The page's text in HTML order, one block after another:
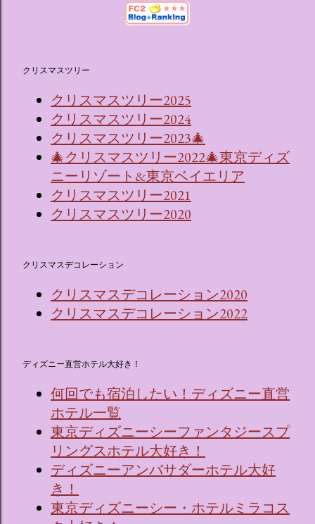
クリスマスツリー
クリスマスツリー2025
クリスマスツリー2024
クリスマスツリー2023🎄
🎄クリスマスツリー2022🎄東京ディズ
ニーリゾート&東京ベイエリア
クリスマスツリー2021
クリスマスツリー2020
クリスマスデコレーション
クリスマスデコレーション2020
クリスマスデコレーション2022
ディズニー直営ホテル大好き！
何回でも宿泊したい！ディズニー直営
ホテル一覧
東京ディズニーシーファンタジースプ
リングスホテル大好き！
ディズニーアンバサダーホテル大好
き！
東京ディズニーシー・ホテルミラコス